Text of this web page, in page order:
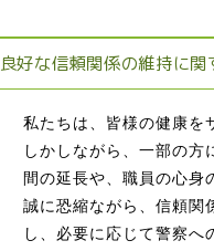
良好な信頼関係の維持に関
私たちは、皆様の健康を
しかしながら、一部の
間の延長や、職員の心身
誠に恐縮ながら、信頼関
し、必要に応じて警察へ